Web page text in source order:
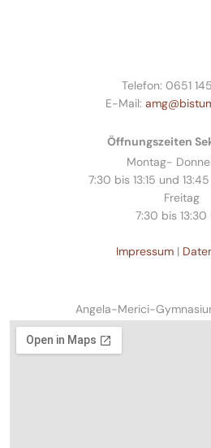
Telefon: 0651
E-Mail:
Öffnungszeiten
Montag-
7:30 bis 13:15 und
Freitag
7:30 bis 13:30
Impressum|
Angela-Merici-